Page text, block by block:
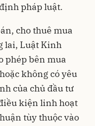
pháp luật.
cho thuê mua
lai, Luật Kinh
phép bên mua
không có yêu
của chủ đầu tư
kiện linh hoạt
tùy thuộc vào